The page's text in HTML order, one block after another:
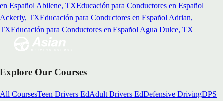
en Español Abilene, TXEducación para Conductores en Español
Ackerly, TXEducación para Conductores en Español Adrian,
TXEducación para Conductores en Español Agua Dulce, TX
Explore Our Courses
All CoursesTeen Drivers EdAdult Drivers EdDefensive DrivingDPS